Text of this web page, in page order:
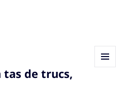
de trucs,